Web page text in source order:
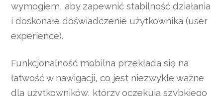
wymogiem, aby zapewnić stabilność działania
i doskonałe doświadczenie użytkownika (user
experience).
Funkcjonalność mobilna przekłada się na
łatwość w nawigacji, co jest niezwykle ważne
dla użytkowników, którzy oczekują szybkiego